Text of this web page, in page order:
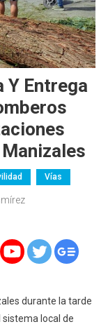
Y Entrega
Vías
durante la tarde
local de